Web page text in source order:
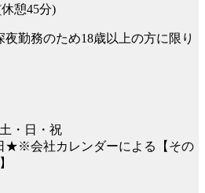
休憩45分)
勤務のため18歳以上の方に限り
・日・祝
★※会社カレンダーによる【その